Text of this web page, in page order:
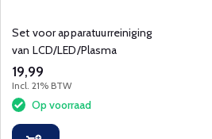
Set voor apparatuurreiniging
van LCD/LED/Plasma
19,99
Incl. 21% BTW
Op voorraad